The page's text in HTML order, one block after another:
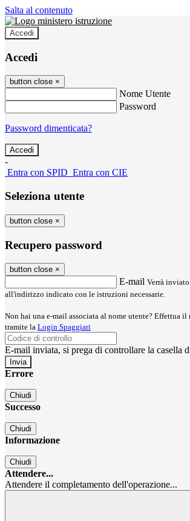
Salta al contenuto
Accedi
Accedi
button close ×
Nome Utente
Password
Password dimenticata?
-
Entra con SPID Entra con CIE
Seleziona utente
button close ×
Recupero password
button close ×
E-mail Verrà
all'indirizzo indicato con le istruzioni necessarie.
Non hai una e-mail associata al nome utente? Effettua il
tramite la Login Spaggiari
E-mail inviata, si prega di controllare la casella
Errore
Chiudi
Successo
Chiudi
Informazione
Chiudi
Attendere...
Attendere il completamento dell'operazione...